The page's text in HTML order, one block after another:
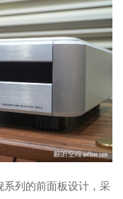
系列的前面板设计，采